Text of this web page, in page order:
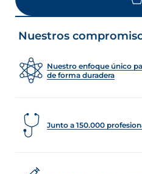
Nuestros
Nuestro enfoque único
de forma duradera
Junto a 150.000